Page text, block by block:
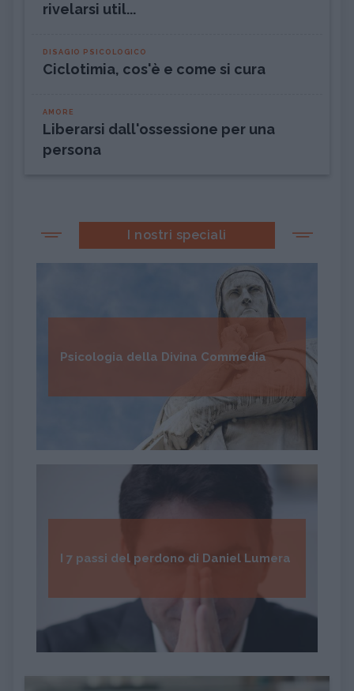
rivelarsi util...
DISAGIO PSICOLOGICO
Ciclotimia, cos'è e come si cura
AMORE
Liberarsi dall'ossessione per una
persona
I nostri speciali
Psicologia della Divina Commedia
I 7 passi del perdono di Daniel Lumera